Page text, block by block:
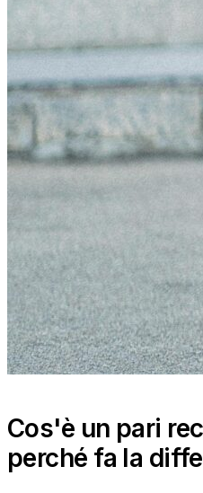
Cos'è un pari
perché fa la